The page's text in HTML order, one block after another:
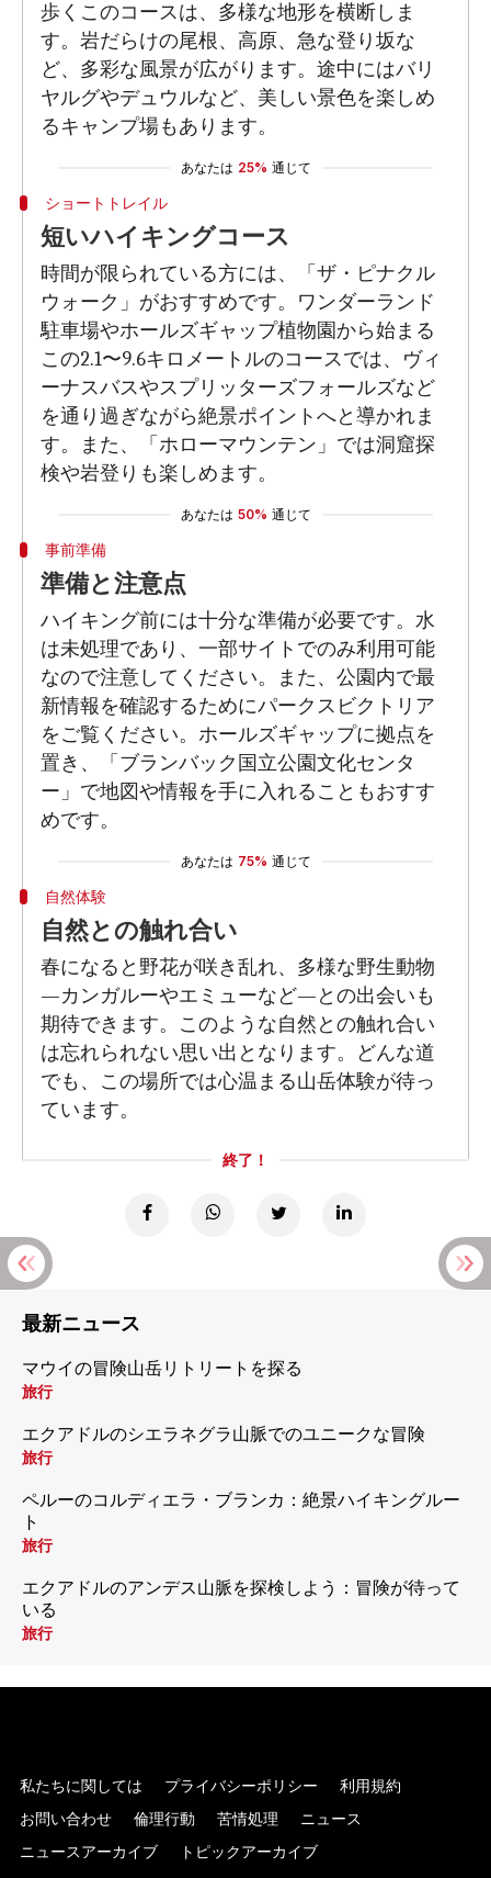
歩くこのコースは、多様な地形を横断しま
す。岩だらけの尾根、高原、急な登り坂な
ど、多彩な風景が広がります。途中にはバリ
ヤルグやデュウルなど、美しい景色を楽しめ
るキャンプ場もあります。
あなたは 25% 通じて
ショートトレイル
短いハイキングコース
時間が限られている方には、「ザ・ピナクル
ウォーク」がおすすめです。ワンダーランド
駐車場やホールズギャップ植物園から始まる
この2.1〜9.6キロメートルのコースでは、ヴィ
ーナスバスやスプリッターズフォールズなど
を通り過ぎながら絶景ポイントへと導かれま
す。また、「ホローマウンテン」では洞窟探
検や岩登りも楽しめます。
あなたは 50% 通じて
事前準備
準備と注意点
ハイキング前には十分な準備が必要です。水
は未処理であり、一部サイトでのみ利用可能
なので注意してください。また、公園内で最
新情報を確認するためにパークスビクトリア
をご覧ください。ホールズギャップに拠点を
置き、「ブランバック国立公園文化センタ
ー」で地図や情報を手に入れることもおすす
めです。
あなたは 75% 通じて
自然体験
自然との触れ合い
春になると野花が咲き乱れ、多様な野生動物
—カンガルーやエミューなど—との出会いも
期待できます。このような自然との触れ合い
は忘れられない思い出となります。どんな道
でも、この場所では心温まる山岳体験が待っ
ています。
終了！
最新ニュース
マウイの冒険山岳リトリートを探る
旅行
エクアドルのシエラネグラ山脈でのユニークな冒険
旅行
ペルーのコルディエラ・ブランカ：絶景ハイキングルー
ト
旅行
エクアドルのアンデス山脈を探検しよう：冒険が待って
いる
旅行
私たちに関しては プライバシーポリシー
利用規約
お問い合わせ
倫理行動 苦情処理
ニュース
ニュースアーカイブ
トピックアーカイブ